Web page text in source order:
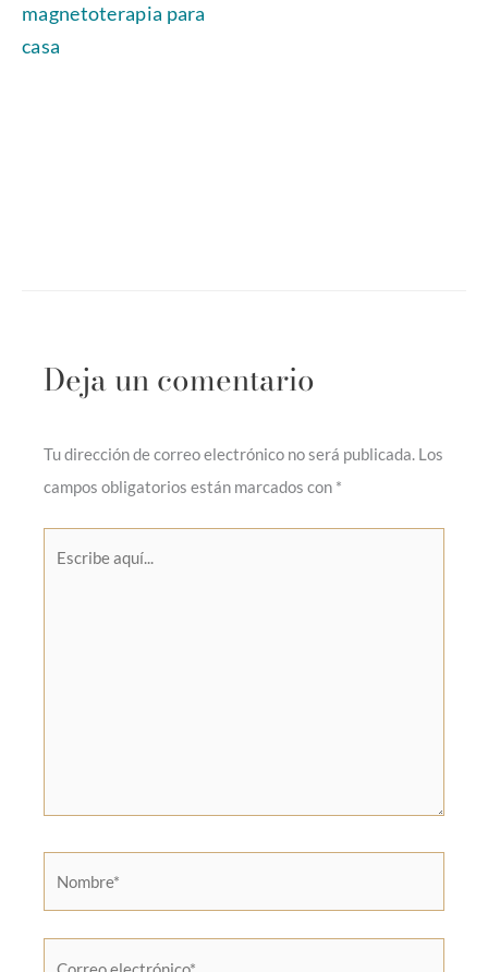
magnetoterapia para
casa
Deja un comentario
Tu dirección de correo electrónico no será publicada. Los
campos obligatorios están marcados con *